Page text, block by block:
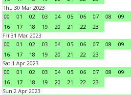
Thu 30 Mar 2023
00
01 02 03 04 05 06 07 08 09
16
17 18 19 20 21 22
23
Fri 31 Mar 2023
00
01 02 03 04 05 06 07 08 09
16
17 18 19 20 21 22
23
Sat 1 Apr 2023
00
01 02 03 04 05 06 07 08 09
16
17 18 19 20 21 22
23
Sun 2 Apr 2023